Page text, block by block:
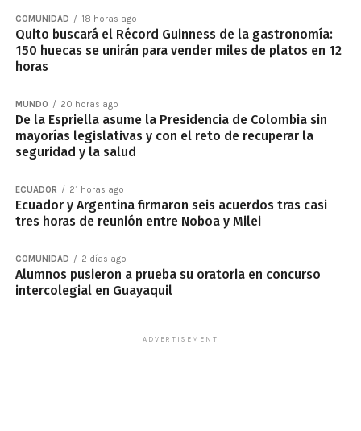
COMUNIDAD 18 horas ago
Quito buscará el Récord Guinness de la gastronomía:
150 huecas se unirán para vender miles de platos en 12
horas
MUNDO 20 horas ago
De la Espriella asume la Presidencia de Colombia sin
mayorías legislativas y con el reto de recuperar la
seguridad y la salud
ECUADOR 21 horas ago
Ecuador y Argentina firmaron seis acuerdos tras casi
tres horas de reunión entre Noboa y Milei
COMUNIDAD 2 días ago
Alumnos pusieron a prueba su oratoria en concurso
intercolegial en Guayaquil
ADVERTISEMENT